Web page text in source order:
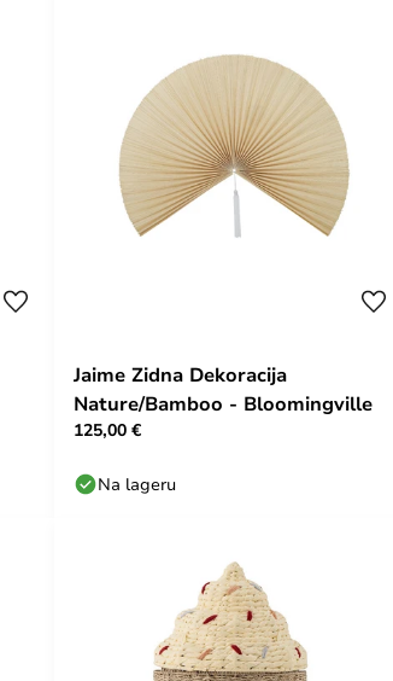
Jaime Zidna Dekoracija
Nature/Bamboo - Bloomingville
125,00 €
Na lageru